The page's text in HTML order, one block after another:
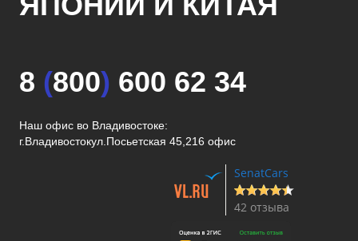
8 (800) 600 62 34
Наш офис во Владивостоке:
г.Владивостокул.Посьетская 45,216 офис
SenatCars
42 отзыва